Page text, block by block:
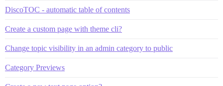
DiscoTOC - automatic table of contents
Create a custom page with theme cli?
Change topic visibility in an admin category to public
Category Previews